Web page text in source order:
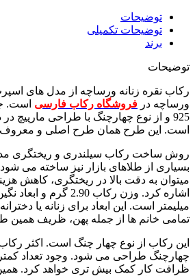
توضیحات
توضیحات تکمیلی
برند
توضیحات
رکاب نقره زنانه ورساچه از مدل های اسپرت
ورساچه در فروشگاه رکاب فارسی است.
925 و از نوع چهارچنگ با طراحی مارپیچ
است. این طرح همان طرح اصلی و
روش ساخت رکاب سیلندری و ریختگری
بسیاری از طلاهای بازار نیز ساخته می
میتوان به دقت بالا در ریختگری، کاهش
میلیمتر است. این ابعاد برای زنانه یا
تمامی خانم ها از جمله پهن، ظریف همین
این رکاب از نوع چهار چنگ است. اکثر
چهارچنگ طراحی می شود. وجود تعداد
ظرافت کار کمک بیش تری خواهد کرد.